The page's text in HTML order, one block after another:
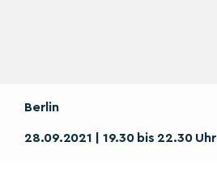
Berlin
28.09.2021 | 19.30 bis 22.30 Uhr